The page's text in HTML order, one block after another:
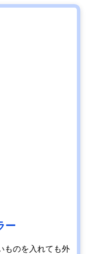
ー
ものを入れても外